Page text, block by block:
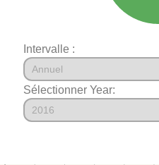
Intervalle :
Sélectionner Year: